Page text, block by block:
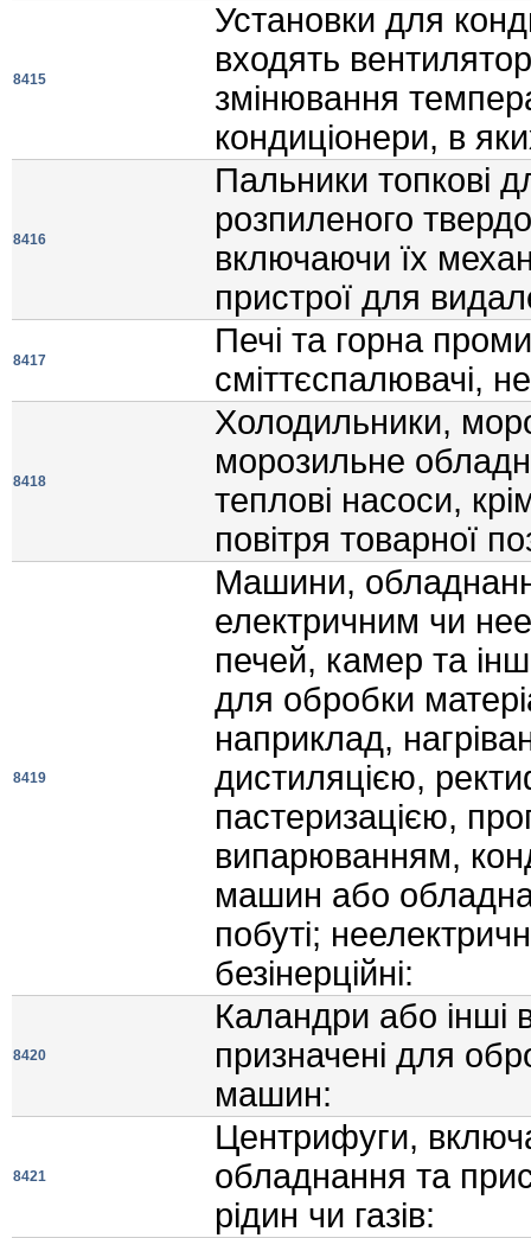
8415
Установки для
входять
змiнювання
кондицiонери, в
8416
Пальники топковi
розпиленого
включаючи їх
пристрої для
8417
Печi та горна
смiттєспалювачi,
8418
Холодильники,
морозильне
тепловi насоси,
повiтря товарної
8419
Машини,
електричним чи
печей, камер та
для обробки
наприклад,
дистиляцiєю,
пастеризацiєю,
випарюванням,
машин або
побутi;
безiнерцiйнi:
8420
Каландри або iншi
призначенi для
машин:
8421
Центрифуги,
обладнання та
рiдин чи газiв: